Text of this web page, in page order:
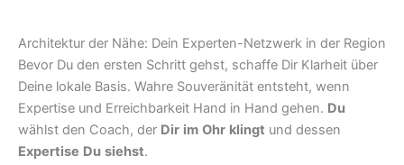
Architektur der Nähe: Dein Experten-Netzwerk in der Region
Bevor Du den ersten Schritt gehst, schaffe Dir Klarheit über
Deine lokale Basis. Wahre Souveränität entsteht, wenn
Expertise und Erreichbarkeit Hand in Hand gehen. Du
wählst den Coach, der Dir im Ohr klingt und dessen
Expertise Du siehst.